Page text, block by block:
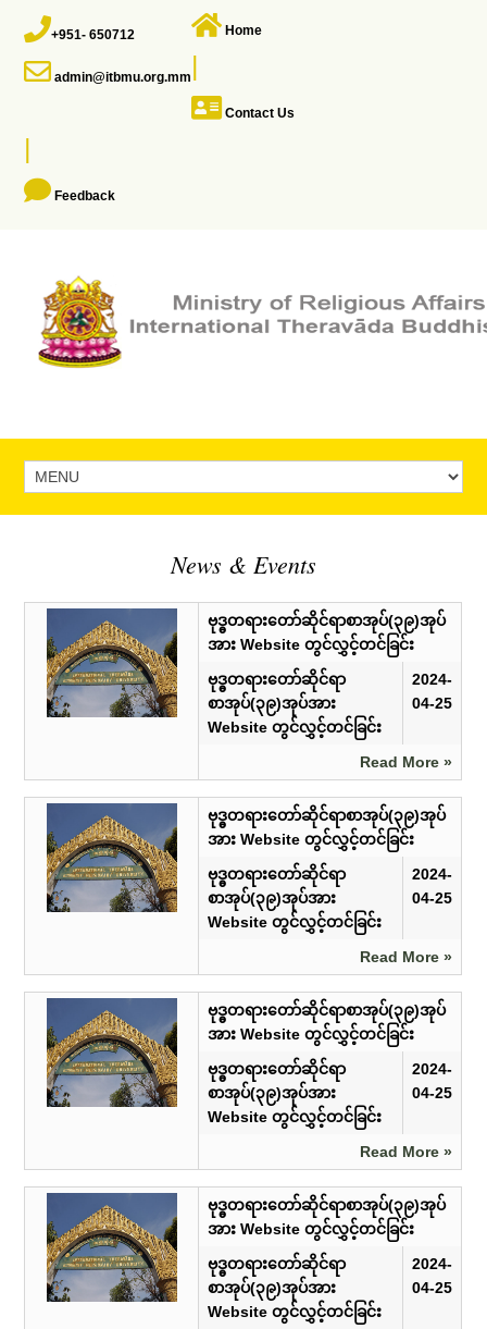
+951- 650712
admin@itbmu.org.mm
Home
|
Contact Us
|
Feedback
News & Events
ဗုဒ္ဓတရားတော်ဆိုင်ရာစာအုပ်(၃၉)အုပ်
အား Website တွင်လွှင့်တင်ခြင်း
ဗုဒ္ဓတရားတော်ဆိုင်ရာ
စာအုပ်(၃၉)အုပ်အား
Website တွင်လွှင့်တင်ခြင်း
2024-
04-25
Read More »
ဗုဒ္ဓတရားတော်ဆိုင်ရာစာအုပ်(၃၉)အုပ်
အား Website တွင်လွှင့်တင်ခြင်း
ဗုဒ္ဓတရားတော်ဆိုင်ရာ
စာအုပ်(၃၉)အုပ်အား
Website တွင်လွှင့်တင်ခြင်း
2024-
04-25
Read More »
ဗုဒ္ဓတရားတော်ဆိုင်ရာစာအုပ်(၃၉)အုပ်
အား Website တွင်လွှင့်တင်ခြင်း
ဗုဒ္ဓတရားတော်ဆိုင်ရာ
စာအုပ်(၃၉)အုပ်အား
Website တွင်လွှင့်တင်ခြင်း
2024-
04-25
Read More »
ဗုဒ္ဓတရားတော်ဆိုင်ရာစာအုပ်(၃၉)အုပ်
အား Website တွင်လွှင့်တင်ခြင်း
ဗုဒ္ဓတရားတော်ဆိုင်ရာ
စာအုပ်(၃၉)အုပ်အား
Website တွင်လွှင့်တင်ခြင်း
2024-
04-25